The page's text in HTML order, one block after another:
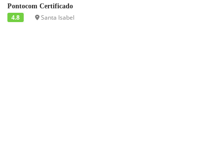
Pontocom Certificado
4.8 Santa Isabel